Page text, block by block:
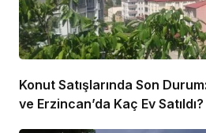
Konut Satışlarında Son
ve Erzincan’da Kaç Ev Satıldı?